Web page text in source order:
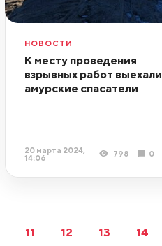
НОВОСТИ
К месту проведения
взрывных работ выехали
амурские спасатели
20 марта 2024,
14:06
798 0
11 12 13 14